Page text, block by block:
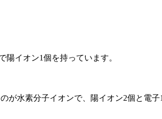
イオン1個を持っています。
水素分子イオンで、陽イオン2個と電子